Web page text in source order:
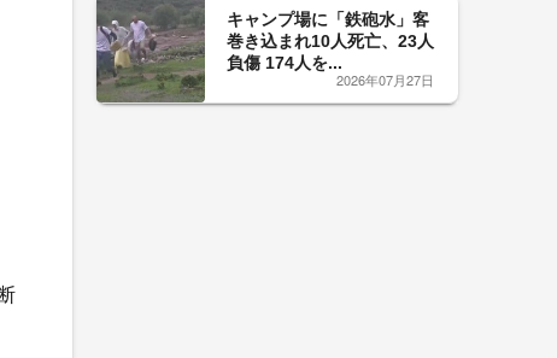
キャンプ場に「鉄砲水」客
巻き込まれ10人死亡、23人
負傷 174人を...
2026年07月27日